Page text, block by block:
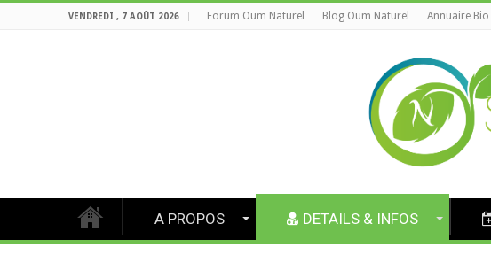
VENDREDI , 7 AOÛT 2026 Forum Oum Naturel Blog Oum Naturel Annuaire Bio
A PROPOS DETAILS & INFOS